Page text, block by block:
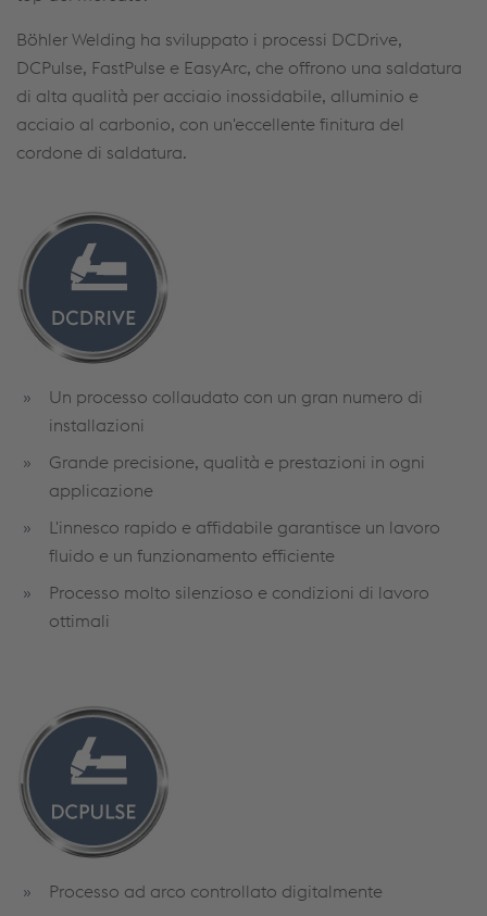
Böhler Welding ha sviluppato i processi DCDrive,
DCPulse, FastPulse e EasyArc, che offrono una saldatura
di alta qualità per acciaio inossidabile, alluminio e
acciaio al carbonio, con un'eccellente finitura del
cordone di saldatura.
Un processo collaudato con un gran numero di
installazioni
Grande precisione, qualità e prestazioni in ogni
applicazione
L'innesco rapido e affidabile garantisce un lavoro
fluido e un funzionamento efficiente
Processo molto silenzioso e condizioni di lavoro
ottimali
Processo ad arco controllato digitalmente